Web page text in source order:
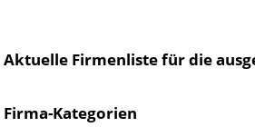
Aktuelle Firmenliste für die
Firma-Kategorien